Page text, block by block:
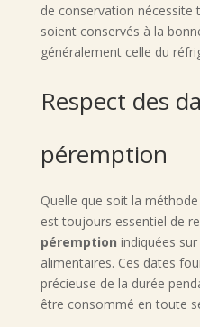
de conservation
soient conservés à la
généralement celle du
Respect des
péremption
Quelle que soit la
est toujours essentiel de
péremption indiquées
alimentaires. Ces dates
précieuse de la durée
être consommé en toute